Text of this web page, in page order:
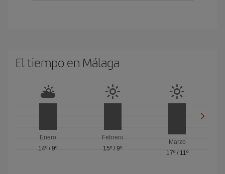
El tiempo en Málaga
Enero
14º /9º
Febrero
15º / 9º
Marzo
17º/ 11º